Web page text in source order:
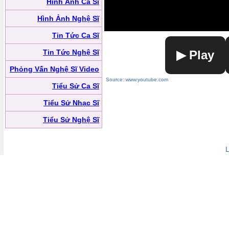
Hình Ảnh Nghệ Sĩ
Tin Tức Ca Sĩ
Tin Tức Nghệ Sĩ
Phỏng Vấn Nghệ Sĩ Video
Tiểu Sử Ca Sĩ
Tiểu Sử Nhạc Sĩ
Tiểu Sử Nghệ Sĩ
▶ Play
Source: www.youtube.com